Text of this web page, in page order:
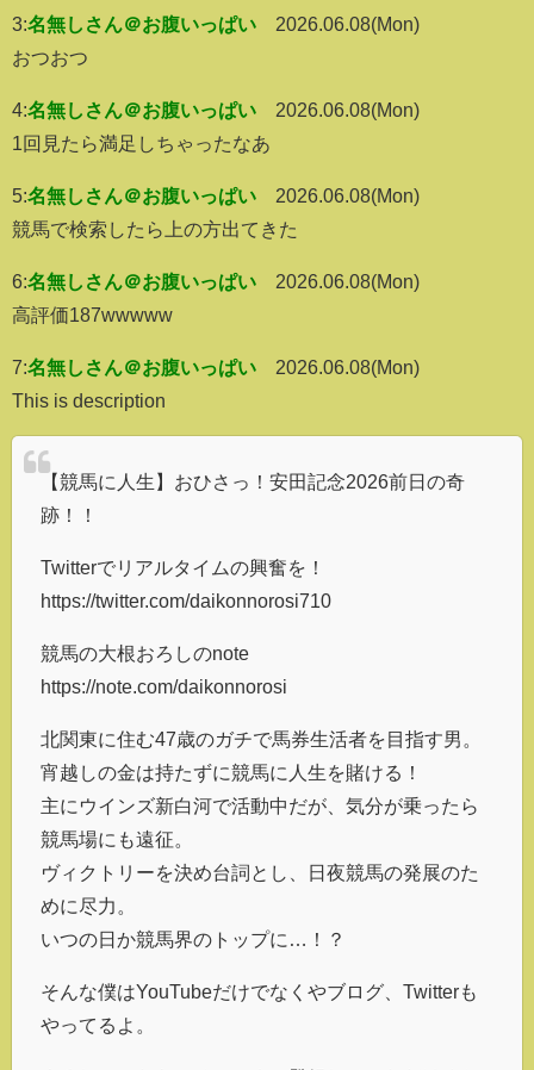
3:名無しさん＠お腹いっぱい
2026.06.08(Mon)
おつおつ
4:名無しさん＠お腹いっぱい
2026.06.08(Mon)
1回見たら満足しちゃったなあ
5:名無しさん＠お腹いっぱい
2026.06.08(Mon)
競馬で検索したら上の方出てきた
6:名無しさん＠お腹いっぱい
2026.06.08(Mon)
高評価187wwwww
7:名無しさん＠お腹いっぱい
2026.06.08(Mon)
This is description
【競馬に人生】おひさっ！安田記念2026前日の奇
跡！！
Twitterでリアルタイムの興奮を！
https://twitter.com/daikonnorosi710
競馬の大根おろしのnote
https://note.com/daikonnorosi
北関東に住む47歳のガチで馬券生活者を目指す男。
宵越しの金は持たずに競馬に人生を賭ける！
主にウインズ新白河で活動中だが、気分が乗ったら
競馬場にも遠征。
ヴィクトリーを決め台詞とし、日夜競馬の発展のた
めに尽力。
いつの日か競馬界のトップに…！？
そんな僕はYouTubeだけでなくやブログ、Twitterも
やってるよ。